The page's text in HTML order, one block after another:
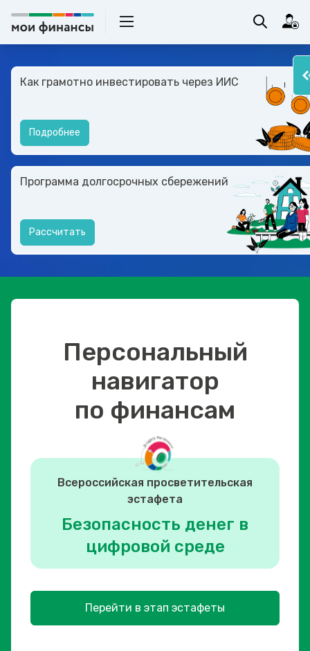
Как грамотно инвестировать через ИИС
Подробнее
Программа долгосрочных сбережений
Рассчитать
Персональный
навигатор
по финансам
Всероссийская просветительская
эстафета
Безопасность денег в
цифровой среде
Перейти в этап эстафеты